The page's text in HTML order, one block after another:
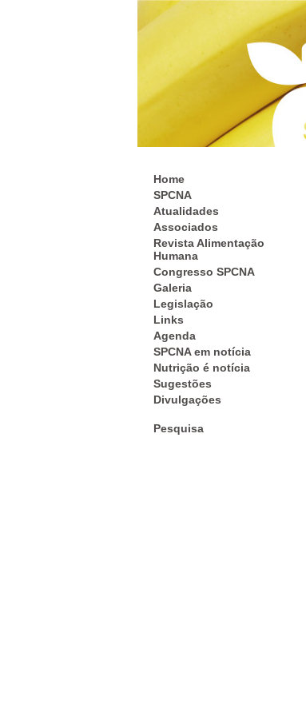
Home
SPCNA
Atualidades
Associados
Revista Alimentação
Humana
Congresso SPCNA
Galeria
Legislação
Links
Agenda
SPCNA em notícia
Nutrição é notícia
Sugestões
Divulgações
Pesquisa